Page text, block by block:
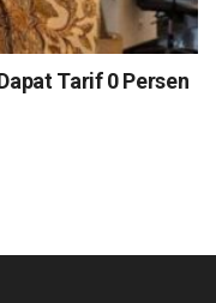
Tarif 0 Persen